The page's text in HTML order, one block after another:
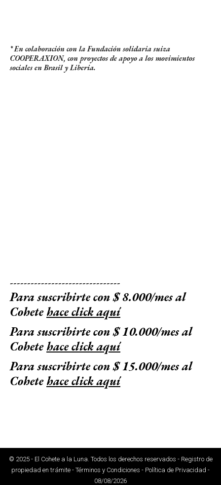
* En colaboración con la Fundación solidaria suiza
COOPERAXION, con proyectos de apoyo a los movimientos
sociales en Brasil y Liberia.
--------------------------------
Para suscribirte con $ 8.000/mes al
Cohetehace click aquí
Para suscribirte con $ 10.000/mes al
Cohetehace click aquí
Para suscribirte con $ 15.000/mes al
Cohetehace click aquí
© 2025 - El Cohete a la Luna. Todos los derechos reservados - Registro de
propiedad en trámite - Términos y Condiciones - Política de Privacidad -
08/08/2026